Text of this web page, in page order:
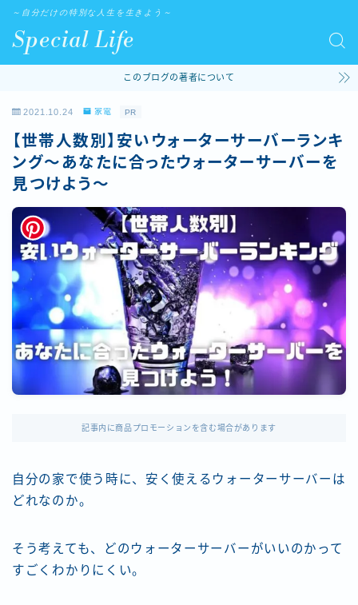
Special Life
～自分だけの特別な人生を生きよう～
このブログの著者について
2021.10.24 家電 PR
【世帯人数別】安いウォーターサーバーランキ
ング～あなたに合ったウォーターサーバーを
見つけよう～
記事内に商品プロモーションを含む場合があります
自分の家で使う時に、安く使えるウォーターサーバーは
どれなのか。
そう考えても、どのウォーターサーバーがいいのかって
すごくわかりにくい。